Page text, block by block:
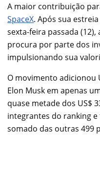
A maior contribuição
SpaceX. Após sua
sexta-feira passada
procura por parte dos
impulsionando sua
O movimento adicionou
Elon Musk em apenas
quase metade dos US$
integrantes do ranking
somado das outras 499